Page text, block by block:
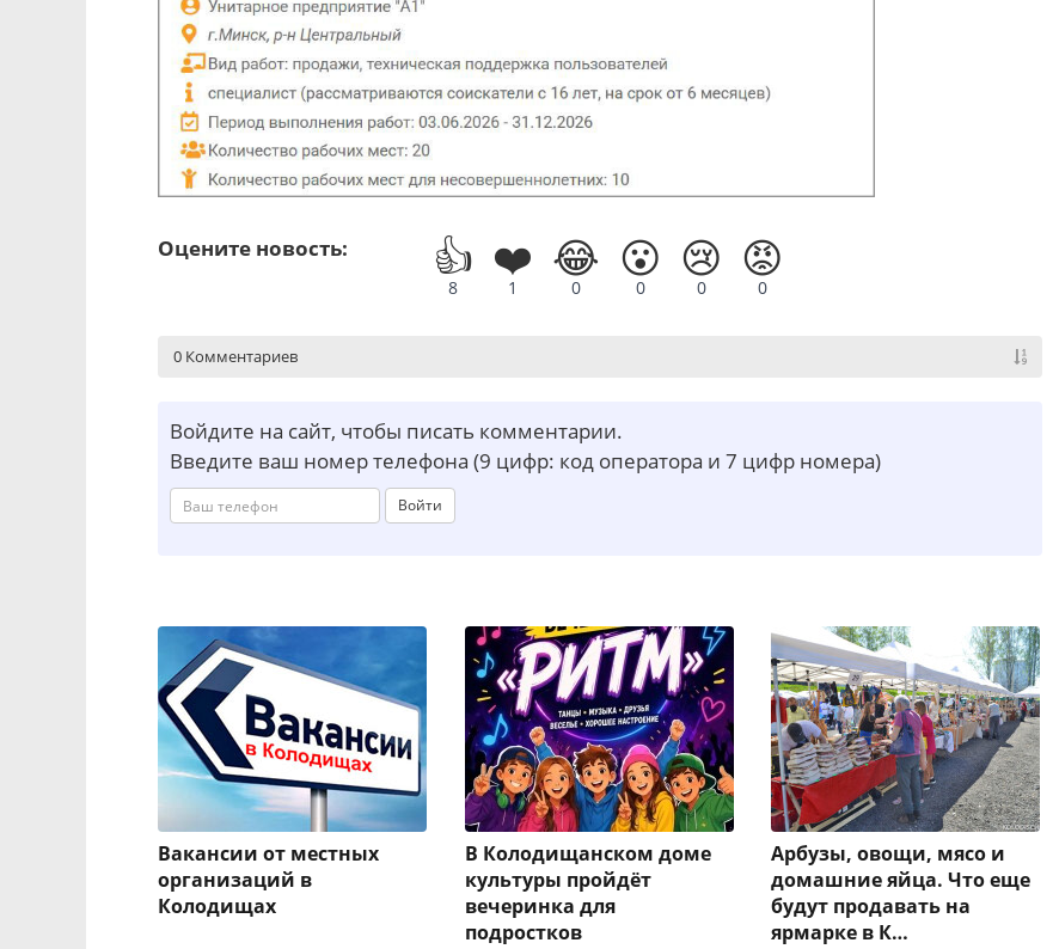
Оцените новость: 👍
8
❤️
1
😂
0
😮
0
😢
0
😡
0
0 Комментариев
Войдите на сайт, чтобы писать комментарии.
Введите ваш номер телефона (9 цифр: код оператора и 7 цифр номера)
Войти
Вакансии от местных
организаций в
Колодищах
В Колодищанском доме
культуры пройдёт
вечеринка для
подростков
Арбузы, овощи, мясо и
домашние яйца. Что еще
будут продавать на
ярмарке в К…